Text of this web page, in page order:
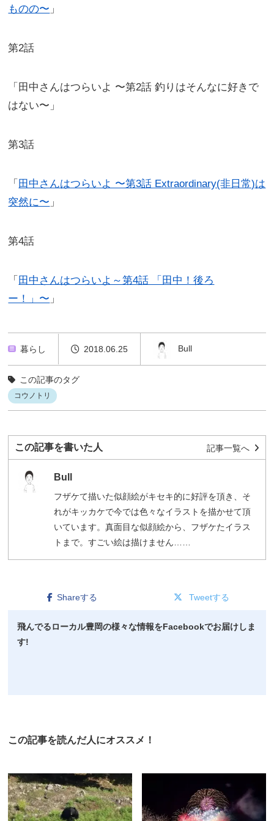
ものの〜 」
第2話
「田中さんはつらいよ 〜第2話 釣りはそんなに好きで
はない〜」
第3話
「 田中さんはつらいよ 〜第3話 Extraordinary(非日常)は
突然に〜 」
第4話
「 田中さんはつらいよ～第4話 「田中！後ろ
ー！」〜 」
暮らし 2018.06.25 Bull
この記事のタグ
コウノトリ
この記事を書いた人
Bull
フザケて描いた似顔絵がキセキ的に好評を頂き、そ
れがキッカケで今では色々なイラストを描かせて頂
いています。真面目な似顔絵から、フザケたイラス
トまで。すごい絵は描けません……
記事一覧へ
Shareする Tweetする
飛んでるローカル豊岡の様々な情報をFacebookでお届けしま
す!
この記事を読んだ人にオススメ！